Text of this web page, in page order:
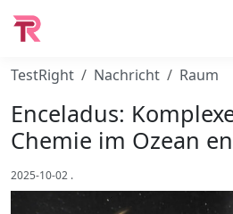
TestRight Nachricht Raum
Enceladus:
Chemie im Ozean
2025-10-02 .